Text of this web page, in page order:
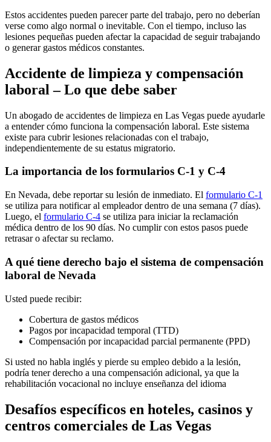
Estos accidentes pueden parecer parte del trabajo, pero no deberían
verse como algo normal o inevitable. Con el tiempo, incluso las
lesiones pequeñas pueden afectar la capacidad de seguir trabajando
o generar gastos médicos constantes.
Accidente de limpieza y compensación
laboral – Lo que debe saber
Un abogado de accidentes de limpieza en Las Vegas puede ayudarle
a entender cómo funciona la compensación laboral. Este sistema
existe para cubrir lesiones relacionadas con el trabajo,
independientemente de su estatus migratorio.
La importancia de los formularios C-1 y C-4
En Nevada, debe reportar su lesión de inmediato. El formulario C-1
se utiliza para notificar al empleador dentro de una semana (7 días).
Luego, el formulario C-4 se utiliza para iniciar la reclamación
médica dentro de los 90 días. No cumplir con estos pasos puede
retrasar o afectar su reclamo.
A qué tiene derecho bajo el sistema de compensación
laboral de Nevada
Usted puede recibir:
Cobertura de gastos médicos
Pagos por incapacidad temporal (TTD)
Compensación por incapacidad parcial permanente (PPD)
Si usted no habla inglés y pierde su empleo debido a la lesión,
podría tener derecho a una compensación adicional, ya que la
rehabilitación vocacional no incluye enseñanza del idioma
Desafíos específicos en hoteles, casinos y
centros comerciales de Las Vegas